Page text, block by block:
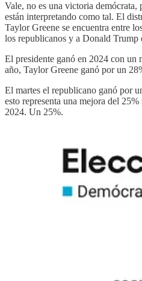
Vale, no es una victoria
están interpretando como tal. El
Taylor Greene se encuentra entre
los republicanos y a Donald Trump
El presidente ganó en 2024 con un
año, Taylor Greene ganó por un
El martes el republicano ganó por
esto representa una mejora del
2024. Un 25%.